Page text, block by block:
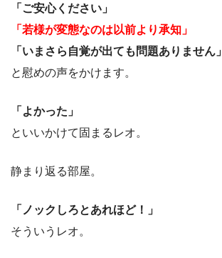
「ご安心ください」
「若様が変態なのは以前より承知」
「いまさら自覚が出ても問題ありません」
と慰めの声をかけます。
「よかった」
といいかけて固まるレオ。
静まり返る部屋。
「ノックしろとあれほど！」
そういうレオ。